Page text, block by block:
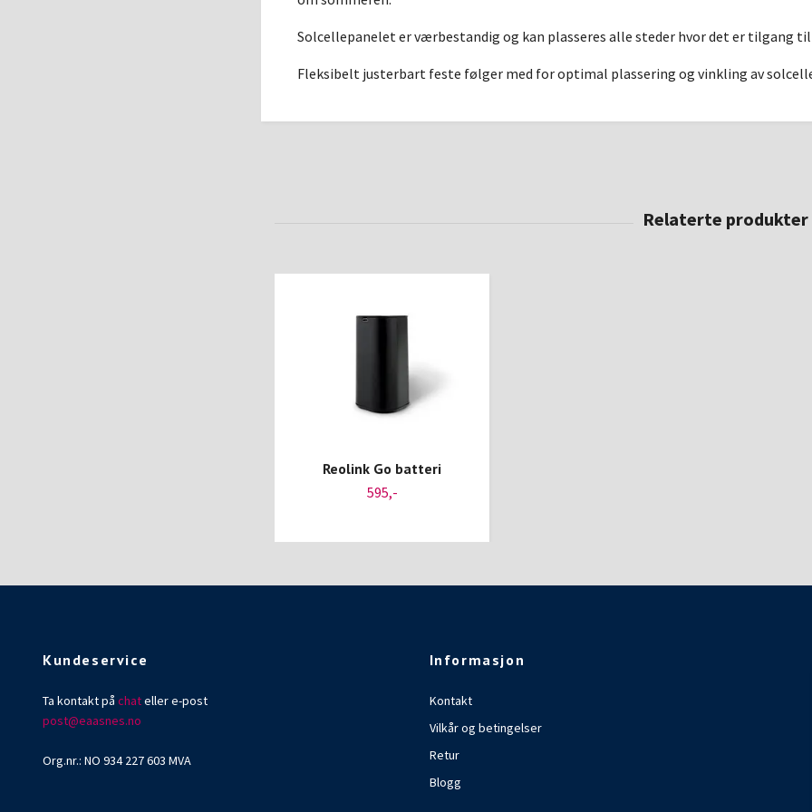
Solcellepanelet er værbestandig og kan plasseres alle steder hvor det er tilgang til
Fleksibelt justerbart feste følger med for optimal plassering og vinkling av
Reolink Go batteri
595,-
Kundeservice
Ta kontakt på chateller e-post
post@eaasnes.no
Org.nr.: NO 934 227 603 MVA
Informasjon
Kontakt
Vilkår og betingelser
Retur
Blogg